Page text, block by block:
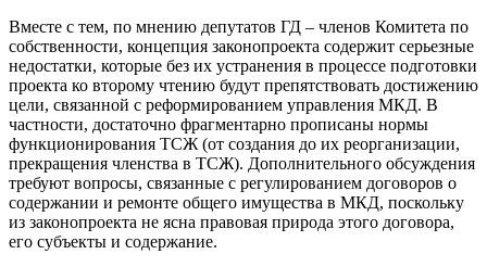
Вместе с тем, по мнению депутатов ГД – членов Комитета по
собственности, концепция законопроекта содержит серьезные
недостатки, которые без их устранения в процессе подготовки
проекта ко второму чтению будут препятствовать достижению
цели, связанной с реформированием управления МКД. В
частности, достаточно фрагментарно прописаны нормы
функционирования ТСЖ (от создания до их реорганизации,
прекращения членства в ТСЖ). Дополнительного обсуждения
требуют вопросы, связанные с регулированием договоров о
содержании и ремонте общего имущества в МКД, поскольку
из законопроекта не ясна правовая природа этого договора,
его субъекты и содержание.